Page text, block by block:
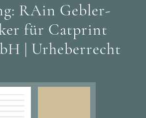
RAin Gebler-
für Catprint
| Urheberrecht